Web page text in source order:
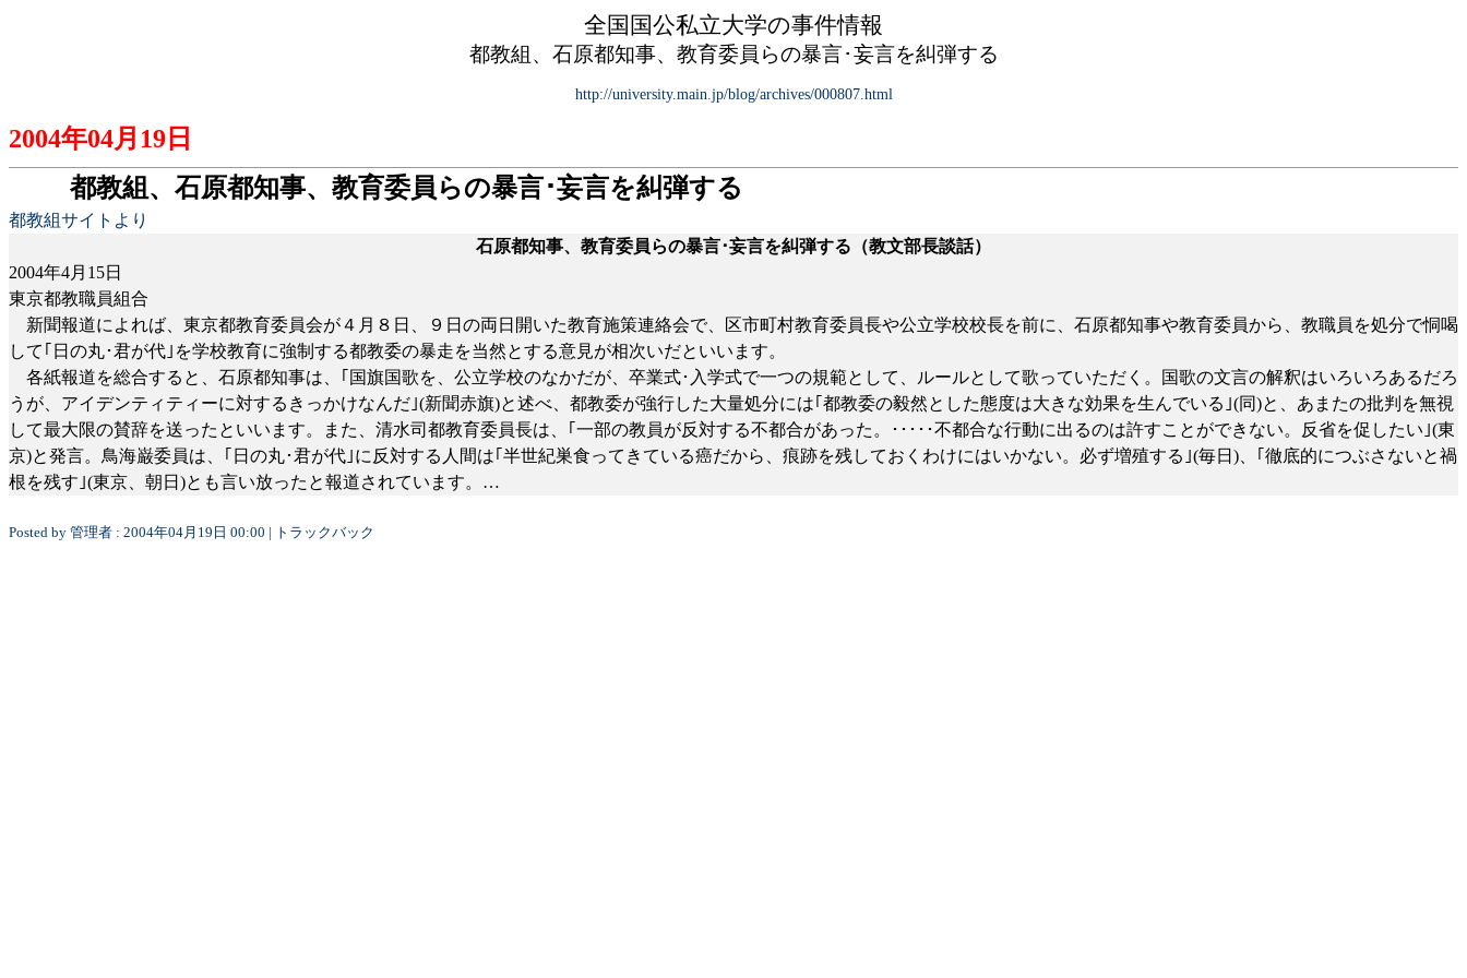
全国国公私立大学の事件情報
都教組、石原都知事、教育委員らの暴言･妄言を糾弾する
http://university.main.jp/blog/archives/000807.html
2004年04月 19 日
都教組、石原都知事、教育委員らの暴言･妄言を糾弾する
都教組サイトより
石原都知事、教育委員らの暴言･妄言を糾弾する（教文部長談話）
2004年4月 15日
東京都教職員組合
新聞報道によれば、東京都教育委員会が４月８日、９日の両日開いた教育施策連絡会で、区市町村教育委員長や公立学校校長を前に、石原都知事や教育委員から、教職員を処分で恫喝
して｢日の丸･君が代｣を学校教育に強制する都教委の暴走を当然とする意見が相次いだといいます。
各紙報道を総合すると、石原都知事は、｢国旗国歌を、公立学校のなかだが、卒業式･入学式で一つの規範として、ルールとして歌っていただく。国歌の文言の解釈はいろいろあるだろ
うが、アイデンティティーに対するきっかけなんだ｣(新聞赤旗)と述べ、都教委が強行した大量処分には｢都教委の毅然とした態度は大きな効果を生んでいる｣(同)と、あまたの批判を無視
して最大限の賛辞を送ったといいます。また、清水司都教育委員長は、｢一部の教員が反対する不都合があった。･････不都合な行動に出るのは許すことができない。反省を促したい｣(東
京)と発言。鳥海巌委員は、｢日の丸･君が代｣に反対する人間は｢半世紀巣食ってきている癌だから、痕跡を残しておくわけにはいかない。必ず増殖する｣(毎日 ) 、｢徹底的につぶさないと禍
根を残す｣(東京、朝日 )とも言い放ったと報道されています。 …
Posted by 管理者 : 2004年04月 19 日 00:00 | トラックバック